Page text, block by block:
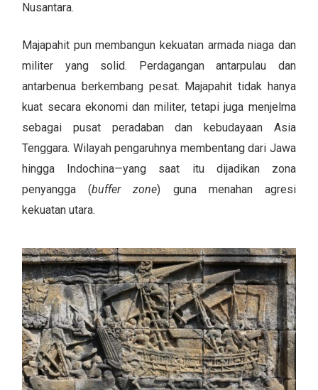
Nusantara.
Majapahit pun membangun kekuatan armada niaga dan
militer yang solid. Perdagangan antarpulau dan
antarbenua berkembang pesat. Majapahit tidak hanya
kuat secara ekonomi dan militer, tetapi juga menjelma
sebagai pusat peradaban dan kebudayaan Asia
Tenggara. Wilayah pengaruhnya membentang dari Jawa
hingga Indochina—yang saat itu dijadikan zona
penyangga (buffer zone) guna menahan agresi
kekuatan utara.